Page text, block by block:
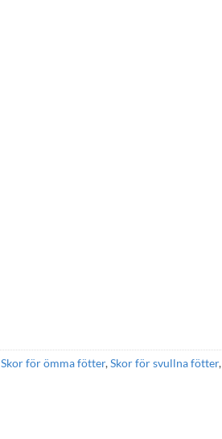
Skor för ömma fötter,Skor för svullna fötter,